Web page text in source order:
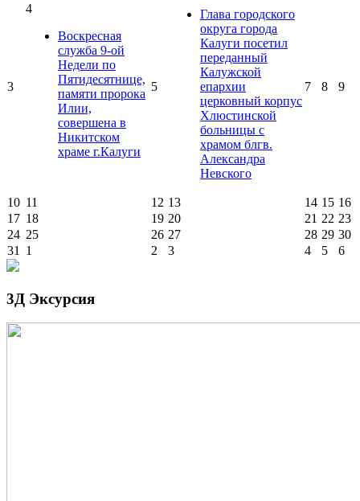
3
4
Воскресная
служба 9-ой
Недели по
Пятидесятнице,
памяти пророка
Илии,
совершена в
Никитском
храме г.Калуги
5
Глава городского
округа города
Калуги посетил
переданный
Калужской
епархии
церковный корпус
Хлюстинской
больницы с
храмом блгв.
Александра
Невского
7 8 9
10 11 12 13 14 15 16
17 18 19 20 21 22 23
24 25 26 27 28 29 30
31
1 2 3 4 5 6
3Д Эксурсия